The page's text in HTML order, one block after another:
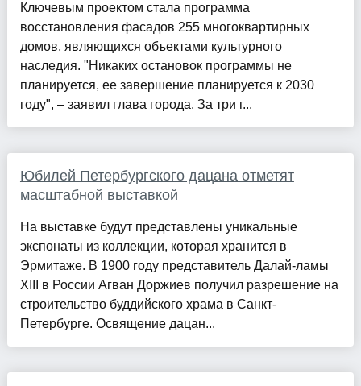
Ключевым проектом стала программа
восстановления фасадов 255 многоквартирных
домов, являющихся объектами культурного
наследия. "Никаких остановок программы не
планируется, ее завершение планируется к 2030
году", – заявил глава города. За три г...
Юбилей Петербургского дацана отметят
масштабной выставкой
На выставке будут представлены уникальные
экспонаты из коллекции, которая хранится в
Эрмитаже. В 1900 году представитель Далай-ламы
XIII в России Агван Доржиев получил разрешение на
строительство буддийского храма в Санкт-
Петербурге. Освящение дацан...